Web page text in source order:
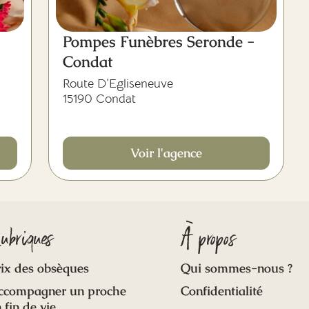
Pompes Funèbres Seronde -
Condat
Route D’Egliseneuve
15190 Condat
Voir l'agence
des obsèques
un proche
À propos
Qui sommes-nous ?
Confidentialité